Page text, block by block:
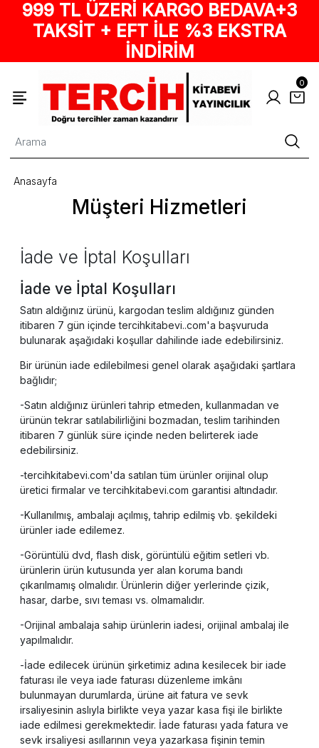
999 TL ÜZERİ KARGO BEDAVA+3
TAKSİT + EFT İLE %3 EKSTRA
İNDİRİM
0
Müşteri Hizmetleri
Anasayfa
İade ve İptal Koşulları
İade ve İptal Koşulları
Satın aldığınız ürünü, kargodan teslim aldığınız günden
itibaren 7 gün içinde tercihkitabevi..com'a başvuruda
bulunarak aşağıdaki koşullar dahilinde iade edebilirsiniz.
Bir ürünün iade edilebilmesi genel olarak aşağıdaki şartlara
bağlıdır;
-Satın aldığınız ürünleri tahrip etmeden, kullanmadan ve
ürünün tekrar satılabilirliğini bozmadan, teslim tarihinden
itibaren 7 günlük süre içinde neden belirterek iade
edebilirsiniz.
-tercihkitabevi.com'da satılan tüm ürünler orijinal olup
üretici firmalar ve tercihkitabevi.com garantisi altındadır.
-Kullanılmış, ambalajı açılmış, tahrip edilmiş vb. şekildeki
ürünler iade edilemez.
-Görüntülü dvd, flash disk, görüntülü eğitim setleri vb.
ürünlerin ürün kutusunda yer alan koruma bandı
çıkarılmamış olmalıdır. Ürünlerin diğer yerlerinde çizik,
hasar, darbe, sıvı teması vs. olmamalıdır.
-Orijinal ambalaja sahip ürünlerin iadesi, orijinal ambalaj ile
yapılmalıdır.
-İade edilecek ürünün şirketimiz adına kesilecek bir iade
faturası ile veya iade faturası düzenleme imkânı
bulunmayan durumlarda, ürüne ait fatura ve sevk
irsaliyesinin aslıyla birlikte veya yazar kasa fişi ile birlikte
iade edilmesi gerekmektedir. İade faturası yada fatura ve
sevk irsaliyesi asıllarının veya yazarkasa fişinin temin